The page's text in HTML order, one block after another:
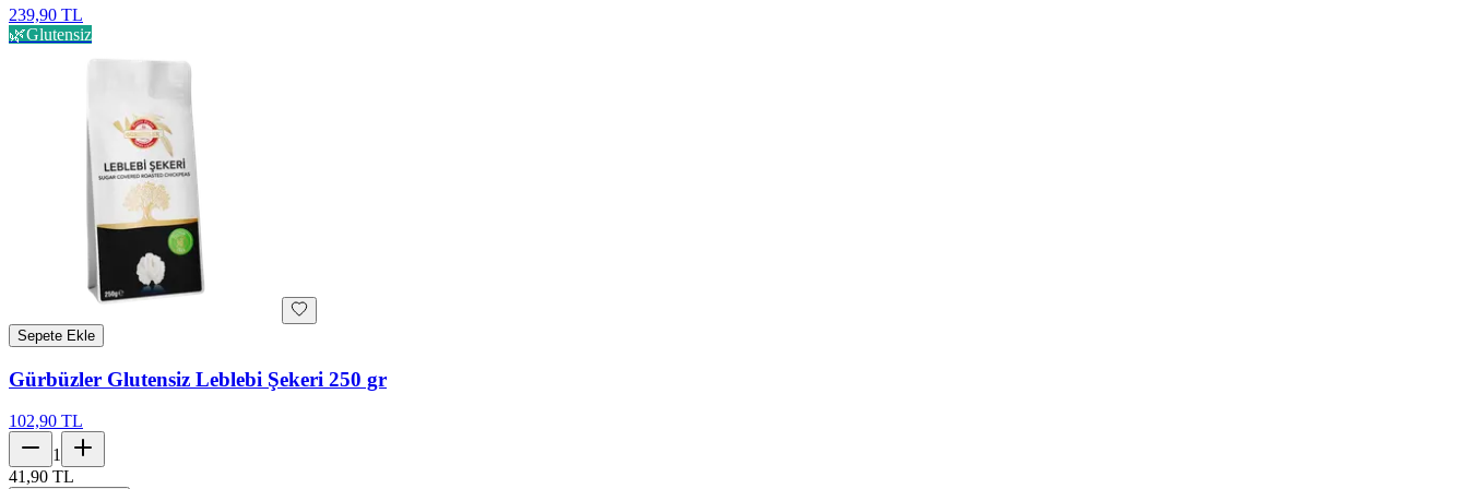
239,90 TL
🌿Glutensiz
Sepete Ekle
Gürbüzler Glutensiz Leblebi Şekeri 250 gr
102,90 TL
1
41,90 TL